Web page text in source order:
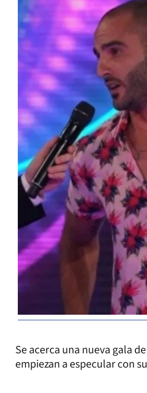
Se acerca una nueva gala
empiezan a especular con